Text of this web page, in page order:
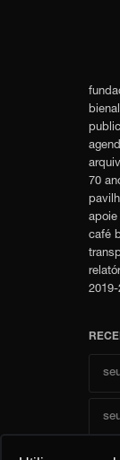
70
apoie
café
2019-